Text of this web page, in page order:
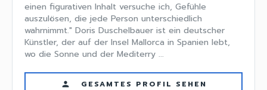
einen figurativen Inhalt versuche ich, Gefühle
auszulösen, die jede Person unterschiedlich
wahrnimmt." Doris Duschelbauer ist ein deutscher
Künstler, der auf der Insel Mallorca in Spanien lebt,
wo die Sonne und der Mediterry ...
person GESAMTES PROFIL SEHEN